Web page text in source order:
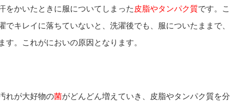
をかいたときに服についてしまった皮脂やタンパク質です。こ
でキレイに落ちていないと、洗濯後でも、服についたままで、
す。これがにおいの原因となります。
れが大好物の菌がどんどん増えていき、皮脂やタンパク質を分